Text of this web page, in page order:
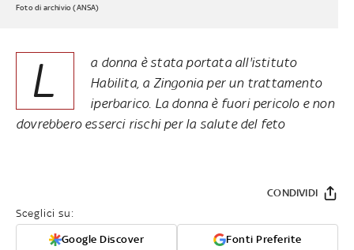
Foto di archivio (ANSA)
L
a donna è stata portata all'istituto
Habilita, a Zingonia per un trattamento
iperbarico. La donna è fuori pericolo e non
dovrebbero esserci rischi per la salute del feto
Sceglici su:
Google Discover Fonti Preferite
CONDIVIDI